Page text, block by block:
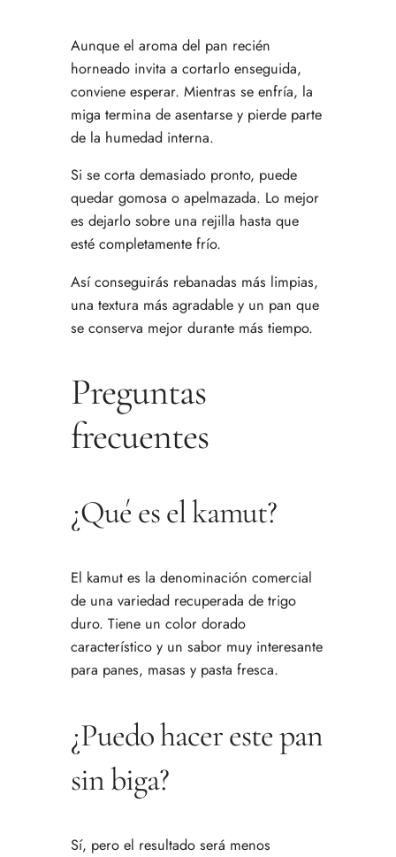
Aunque el aroma del pan recién
horneado invita a cortarlo enseguida,
conviene esperar. Mientras se enfría, la
miga termina de asentarse y pierde parte
de la humedad interna.
Si se corta demasiado pronto, puede
quedar gomosa o apelmazada. Lo mejor
es dejarlo sobre una rejilla hasta que
esté completamente frío.
Así conseguirás rebanadas más limpias,
una textura más agradable y un pan que
se conserva mejor durante más tiempo.
Preguntas
frecuentes
¿Qué es el kamut?
El kamut es la denominación comercial
de una variedad recuperada de trigo
duro. Tiene un color dorado
característico y un sabor muy interesante
para panes, masas y pasta fresca.
¿Puedo hacer este pan
sin biga?
Sí, pero el resultado será menos